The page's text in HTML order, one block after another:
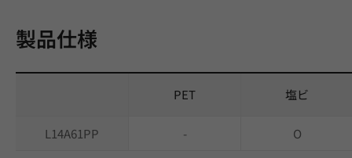
製品仕様
PET 塩ビ
L14A61PP - O